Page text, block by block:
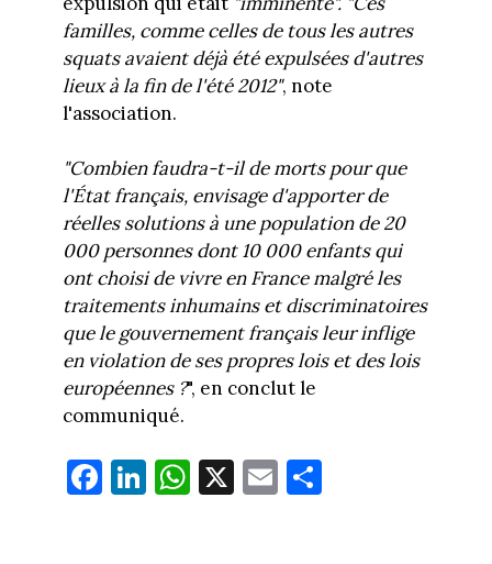
familles, comme celles de tous les autres
squats avaient déjà été expulsées d'autres
lieux à la fin de l'été 2012", note
l'association.
"Combien faudra-t-il de morts pour que
l'État français, envisage d'apporter de
réelles solutions à une population de 20
000 personnes dont 10 000 enfants qui
ont choisi de vivre en France malgré les
traitements inhumains et discriminatoires
que le gouvernement français leur inflige
en violation de ses propres lois et des lois
européennes ?", en conclut le
communiqué.
Fa
ce
Li
nk
W
ha
X E
m
Pa
rt